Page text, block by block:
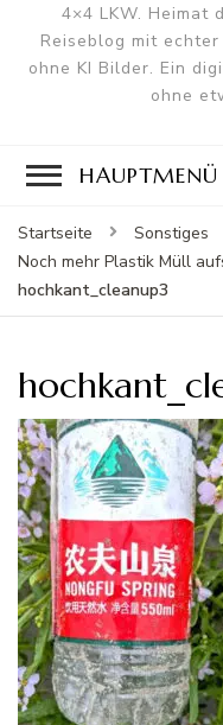
4×4 LKW. Heimat
Reiseblog mit
ohne KI Bilder. Ein
ohne
HAUPTMENÜ
Startseite
Sonstiges
Noch mehr Plastik Müll
hochkant_cleanup3